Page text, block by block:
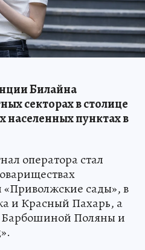
Билайна
секторах в столице
населенных пунктах в
оператора стал
сады», в
и Красный Пахарь, а
Поляны и